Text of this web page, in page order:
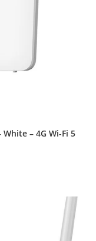
White – 4G Wi-Fi 5